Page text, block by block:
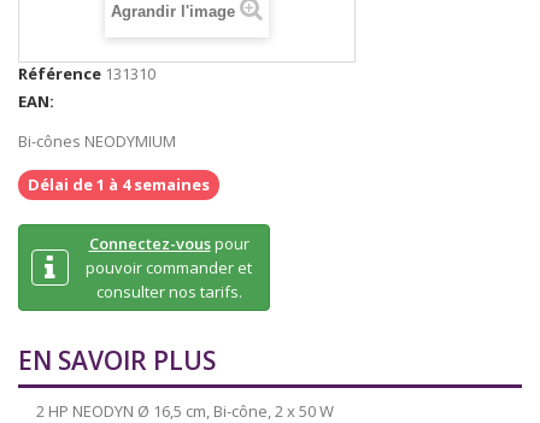
Agrandir l'image
Référence 131310
EAN:
Bi-cônes NEODYMIUM
Délai de 1 à 4 semaines
Connectez-vouspour
pouvoir commander et
consulter nos tarifs.
EN SAVOIR PLUS
2 HP NEODYN Ø 16,5 cm, Bi-cône, 2 x 50 W